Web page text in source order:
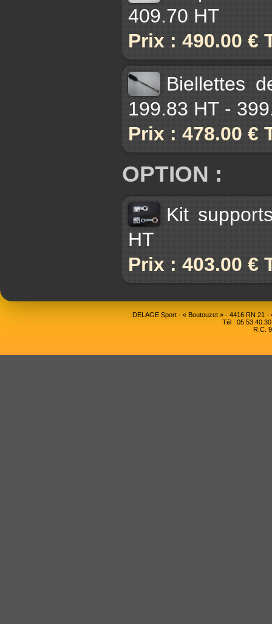
409.70 HT
Prix : 490.00 €
Biellettes
199.83 HT -
Prix : 478.00 €
OPTION :
Kit
HT
Prix : 403.00 €
DELAGE Sport - « Boutouzet » - 4416 RN 21
Tél :
R.C.